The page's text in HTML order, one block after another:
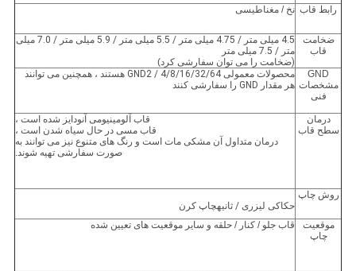
رابط قاب نخ / مغناطیسی
ضخامت
قاب
4.5 میلی متر / 4.75 میلی متر / 5.5 میلی متر / 5.9 میلی متر / 7.0 میلی
متر / 7.5 میلی متر
(ضخامت را می توان سفارشی کرد)
GND
مشخصات
فنی
محصولات معمولی GND2 / 4/8/16/32/64 هستند ، همچنین می توانند
هر مقدار GND را سفارشی کنند
درمان
سطح قاب
قاب آلومینیومی آنودایز شده است ،
قاب مسی در حال سیاه شدن است ،
درمان متداول آن مشکی مات است و رنگ های متنوع نیز می توانند به
صورت سفارشی تهیه شوند.
روش چاپ
حکاکی لیزری / ثانیهچاپ کرن
موقعیت
چاپ
قاب جلو / کنار / حلقه و سایر موقعیت های تعیین شده